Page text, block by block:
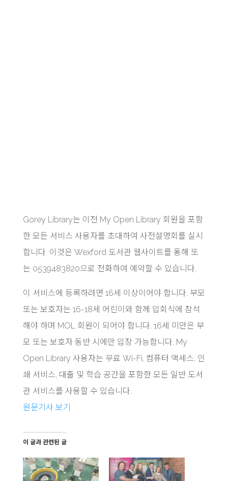
Gorey Library는 이전 My Open Library 회원을 포함
한 모든 서비스 사용자를 초대하여 사전설명회를 실시
합니다. 이것은 Wexford 도서관 웹사이트를 통해 또
는 0539483820으로 전화하여 예약할 수 있습니다.
이 서비스에 등록하려면 16세 이상이어야 합니다. 부모
또는 보호자는 16-18세 어린이와 함께 입회식에 참석
해야 하며 MOL 회원이 되어야 합니다. 16세 미만은 부
모 또는 보호자 동반 시에만 입장 가능합니다. My
Open Library 사용자는 무료 Wi-Fi, 컴퓨터 액세스, 인
쇄 서비스, 대출 및 학습 공간을 포함한 모든 일반 도서
관 서비스를 사용할 수 있습니다.
원문기사 보기
이 글과 관련된 글